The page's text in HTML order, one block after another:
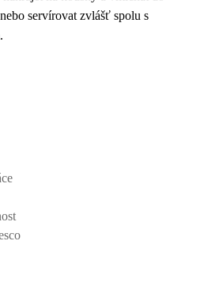
servírovat zvlášť spolu s